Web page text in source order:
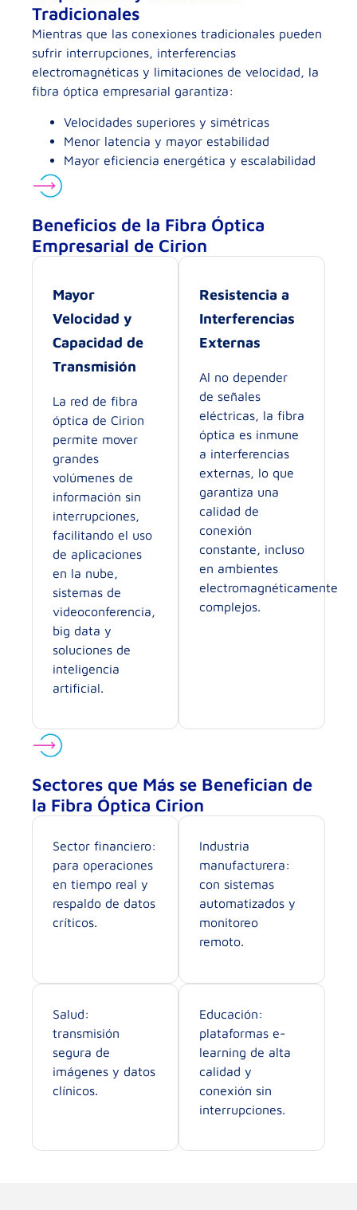
Tradicionales
Mientras que las conexiones tradicionales pueden
sufrir interrupciones, interferencias
electromagnéticas y limitaciones de velocidad, la
fibra óptica empresarial garantiza:
Velocidades superiores y simétricas
Menor latencia y mayor estabilidad
Mayor eficiencia energética y escalabilidad
Beneficios de la Fibra Óptica
Empresarial de Cirion
Mayor
Velocidad y
Capacidad de
Transmisión
La red de fibra
óptica de Cirion
permite mover
grandes
volúmenes de
información sin
interrupciones,
facilitando el uso
de aplicaciones
en la nube,
sistemas de
videoconferencia,
big data y
soluciones de
inteligencia
artificial.
Resistencia a
Interferencias
Externas
Al no depender
de señales
eléctricas, la fibra
óptica es inmune
a interferencias
externas, lo que
garantiza una
calidad de
conexión
constante, incluso
en ambientes
electromagnéticamente
complejos.
Sectores que Más se Benefician de
la Fibra Óptica Cirion
Sector financiero:
para operaciones
en tiempo real y
respaldo de datos
críticos.
Industria
manufacturera:
con sistemas
automatizados y
monitoreo
remoto.
Salud:
transmisión
segura de
imágenes y datos
clínicos.
Educación:
plataformas e-
learning de alta
calidad y
conexión sin
interrupciones.